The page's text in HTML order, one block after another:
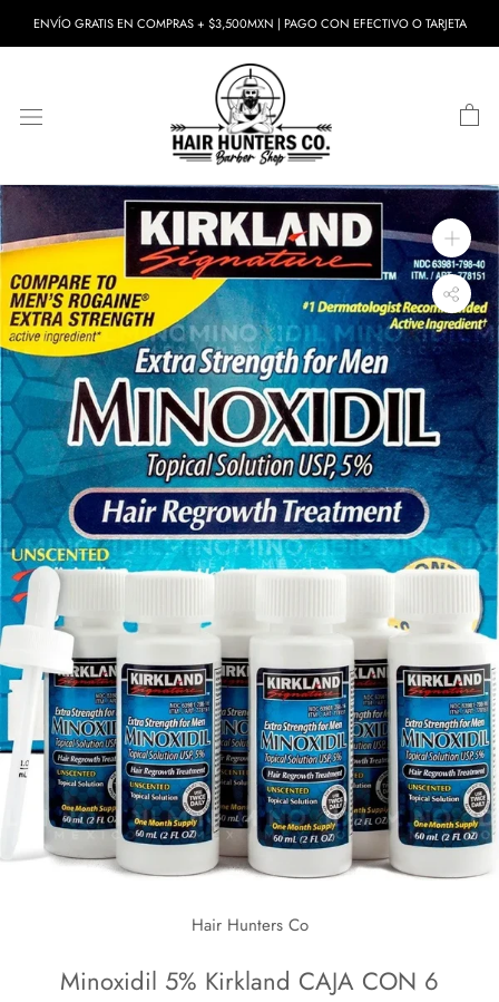
ENVÍO GRATIS EN COMPRAS + $3,500MXN | PAGO CON EFECTIVO O TARJETA
Hair Hunters Co
Minoxidil 5% Kirkland CAJA CON 6